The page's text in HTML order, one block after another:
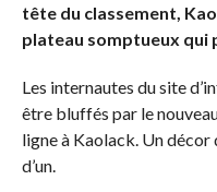
tête du classement,
plateau somptueux qui
Les internautes du site
être bluffés par le
ligne à Kaolack. Un décor
d’un.